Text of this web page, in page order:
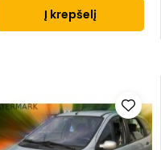
Į krepšelį